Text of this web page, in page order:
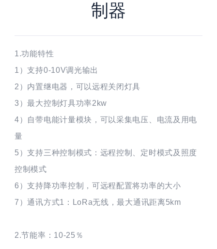
制器
1.功能特性
1）支持0-10V调光输出
2）内置继电器，可以远程关闭灯具
3）最大控制灯具功率2kw
4）自带电能计量模块，可以采集电压、电流及用电
量
5）支持三种控制模式：远程控制、定时模式及照度
控制模式
6）支持降功率控制，可远程配置将功率的大小
7）通讯方式1：LoRa无线，最大通讯距离5km
2.节能率：10-25％